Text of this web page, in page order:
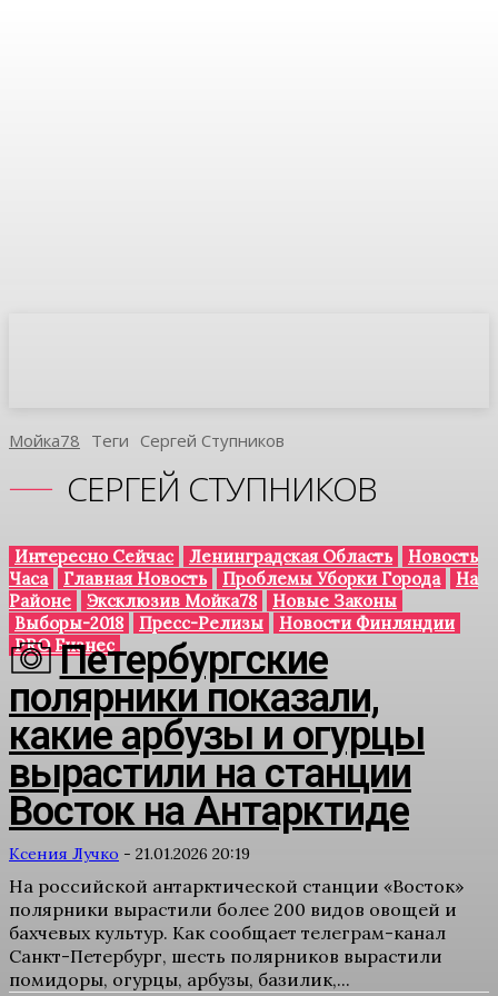
Мойка78 Теги Сергей Ступников
СЕРГЕЙ СТУПНИКОВ
Интересно Сейчас Ленинградская Область
Новость
Часа
Главная Новость Проблемы Уборки Города
На
Районе
Эксклюзив Мойка78
Новые Законы
Выборы-2018
Пресс-Релизы
Новости Финляндии
PRO Бизнес
Петербургские
полярники показали,
какие арбузы и огурцы
вырастили на станции
Восток на Антарктиде
Ксения Лучко - 21.01.2026 20:19
На российской антарктической станции «Восток»
полярники вырастили более 200 видов овощей и
бахчевых культур. Как сообщает телеграм-канал
Санкт-Петербург, шесть полярников вырастили
помидоры, огурцы, арбузы, базилик,...